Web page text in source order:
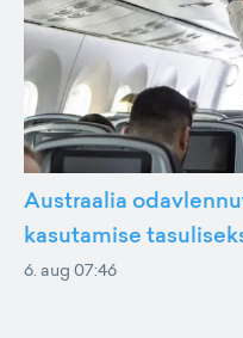
Austraalia
kasutamise
6. aug 07:46